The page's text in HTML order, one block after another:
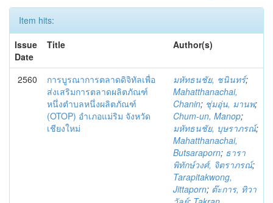
Item hits:
Issue
Date
Title Author(s)
2560
การบูรณาการตลาดดิจิทัลเพื่อ
ส่งเสริมการตลาดผลิตภัณฑ์
หนึ่งตำบลหนึ่งผลิตภัณฑ์
(OTOP) อำเภอแม่ริม จังหวัด
เชียงใหม่
มหัทธนชัย, ชนินทร์;
Mahatthanachai,
Chanin; ชุ่มอุ่น, มานพ;
Chum-un, Manop;
มหัทธนชัย, บุษราภรณ์;
Mahatthanachai,
Butsaraporn; ธารา
พิทักษ์วงศ์, จิตราภรณ์;
Tarapitakwong,
Jittaporn; ต๊ะการ, ทิวา